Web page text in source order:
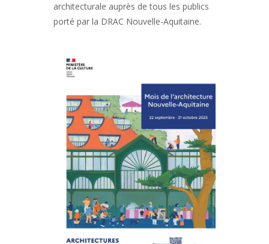
architecturale auprès de tous les publics
porté par la DRAC Nouvelle-Aquitaine.